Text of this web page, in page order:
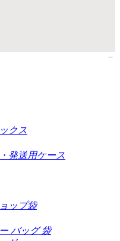
クス
発送用ケース
ップ袋
バッグ 袋